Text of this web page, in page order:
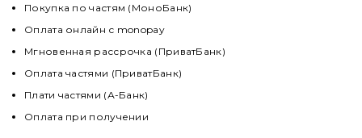
Покупка по частям (МоноБанк)
Оплата онлайн с monopay
Мгновенная рассрочка (ПриватБанк)
Оплата частями (ПриватБанк)
Плати частями (А-Банк)
Оплата при получении